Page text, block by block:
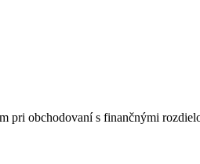
pri obchodovaní s finančnými